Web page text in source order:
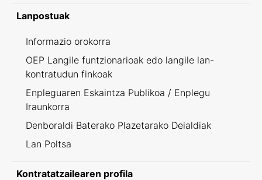
Lanpostuak
Informazio orokorra
OEP Langile funtzionarioak edo langile lan-
kontratudun finkoak
Enpleguaren Eskaintza Publikoa / Enplegu
Iraunkorra
Denboraldi Baterako Plazetarako Deialdiak
Lan Poltsa
Kontratatzailearen profila